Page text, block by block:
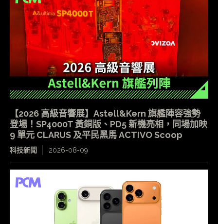
【2026 高級音響展】Astell&Kern 旗艦陣容強勢
登場！SP4000T 黃銅版、PD5 新機亮相，同場加映
9 單元 CLARUS 及平民黑馬 ACTIVO Scoop
科技新聞 2026-08-09